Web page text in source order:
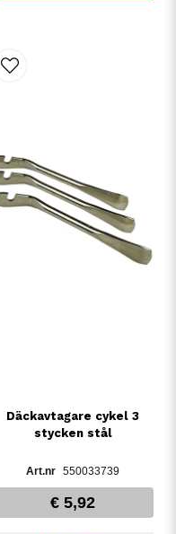
Däckavtagare cykel 3
stycken stål
550033739
€ 5,92